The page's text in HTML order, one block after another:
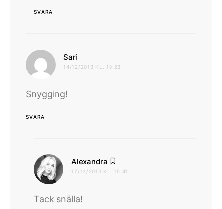
SVARA
Sari
14/12/2013 KL. 19:23
Snygging!
SVARA
Alexandra
17/12/2013 KL. 15:41
Tack snälla!